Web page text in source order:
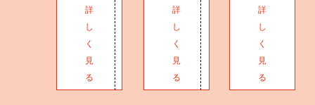
詳
し
く
見
る
詳
し
く
見
る
詳
し
く
見
る